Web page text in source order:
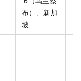
布）、新加
坡